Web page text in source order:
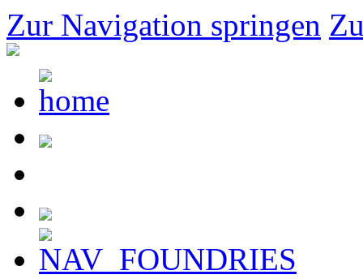
Zur Navigation springen